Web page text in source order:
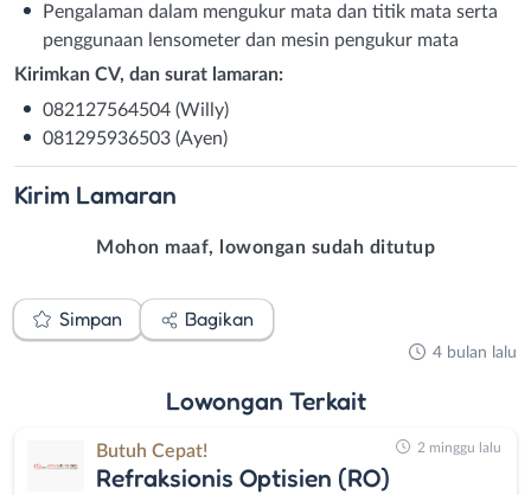
Pengalaman dalam mengukur mata dan titik mata serta
penggunaan lensometer dan mesin pengukur mata
Kirimkan CV, dan surat lamaran:
082127564504 (Willy)
081295936503 (Ayen)
Kirim Lamaran
Mohon maaf, lowongan sudah ditutup
Simpan Bagikan
4 bulan lalu
Lowongan Terkait
Butuh Cepat!
Refraksionis Optisien (RO)
2 minggu lalu